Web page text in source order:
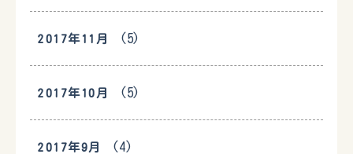
2017年11月 (5)
2017年10月 (5)
2017年9月 (4)